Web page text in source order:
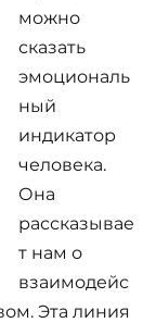
можно
сказать
эмоциональ
ный
индикатор
человека.
Она
рассказывае
т нам о
взаимодейс
Эта линия